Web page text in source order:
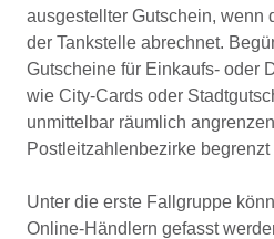
ausgestellter Gutschein, wenn
der Tankstelle abrechnet.
Gutscheine für Einkaufs- oder
wie City-Cards oder
unmittelbar räumlich
Postleitzahlenbezirke begrenzt
Unter die erste Fallgruppe
Online-Händlern gefasst